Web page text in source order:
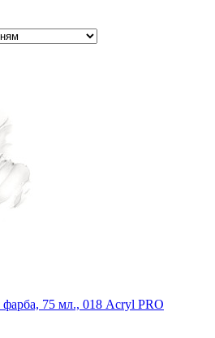
фарба, 75 мл., 018 Acryl PRO